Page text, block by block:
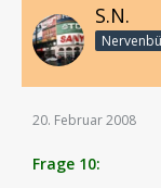
S.N.
20. Februar 2008
Frage 10: